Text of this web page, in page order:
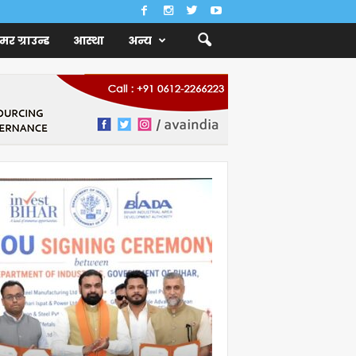
ग्राउन्ड आस्था अन्य